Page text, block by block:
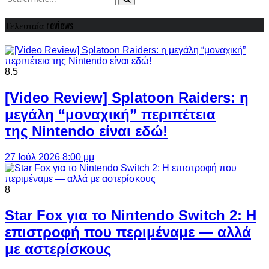
Τελευταία reviews
8.5
[Video Review] Splatoon Raiders: η
μεγάλη “μοναχική” περιπέτεια
της Nintendo είναι εδώ!
27 Ιούλ 2026 8:00 μμ
8
Star Fox για το Nintendo Switch 2: Η
επιστροφή που περιμέναμε — αλλά
με αστερίσκους